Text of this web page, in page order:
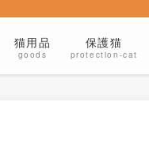
猫用品
goods
保護猫
protection-cat